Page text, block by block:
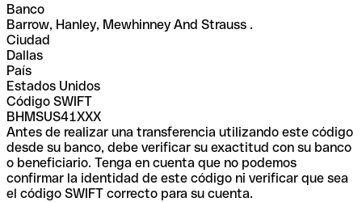
Banco
Barrow, Hanley, Mewhinney And Strauss .
Ciudad
Dallas
País
Estados Unidos
Código SWIFT
BHMSUS41XXX
Antes de realizar una transferencia utilizando este código
desde su banco, debe verificar su exactitud con su banco
o beneficiario. Tenga en cuenta que no podemos
confirmar la identidad de este código ni verificar que sea
el código SWIFT correcto para su cuenta.